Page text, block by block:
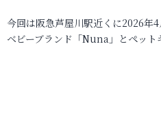
今回は阪急芦屋川駅近くに2026年
ベビーブランド「Nuna」とペッ